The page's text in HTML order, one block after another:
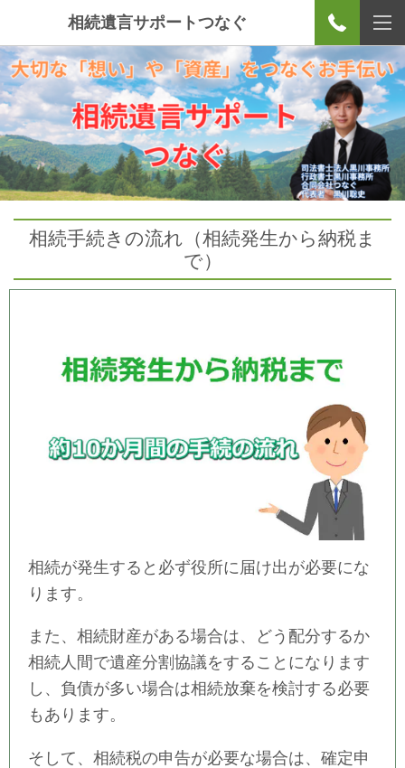
相続遺言サポートつなぐ
相続手続きの流れ（相続発生から納税ま
で）
相続が発生すると必ず役所に届け出が必要にな
ります。
また、相続財産がある場合は、どう配分するか
相続人間で遺産分割協議をすることになります
し、負債が多い場合は相続放棄を検討する必要
もあります。
そして、相続税の申告が必要な場合は、確定申